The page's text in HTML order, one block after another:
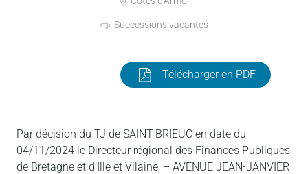
Successions vacantes
Télécharger en PDF
Par décision du TJ de SAINT-BRIEUC en date du
04/11/2024 le Directeur régional des Finances Publiques
de Bretagne et d’Ille et Vilaine, – AVENUE JEAN-JANVIER